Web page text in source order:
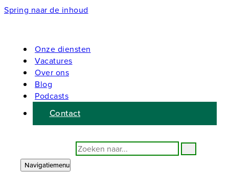
Spring naar de inhoud
Onze diensten
Vacatures
Over ons
Blog
Podcasts
Contact
Navigatiemenu